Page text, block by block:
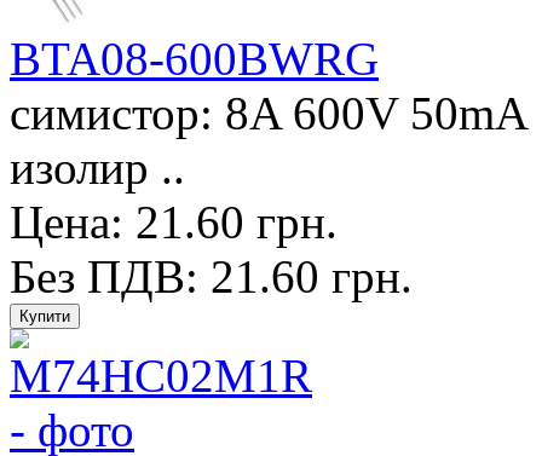
BTA08-600BWRG
симистор: 8A 600V
изолир ..
Цена: 21.60 грн.
Без ПДВ: 21.60 грн.